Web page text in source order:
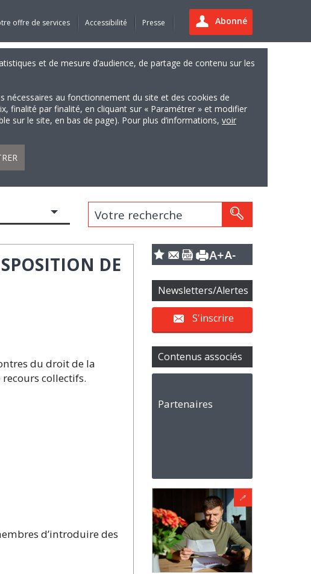
Abonné
offre de services Accessibilité Presse
et de mesure d’audience, de partage de contenu sur les
nécessaires au fonctionnement du site et des cookies de
finalité par finalité, en cliquant sur « Paramétrer » et modifier
sur le site, en bas de page). Pour plus d’informations, voir
Votre recherche
DE
du droit de la
collectifs.
d’introduire des
Newsletters/Alertes
S'inscrire
Contenus associés
Partenaires